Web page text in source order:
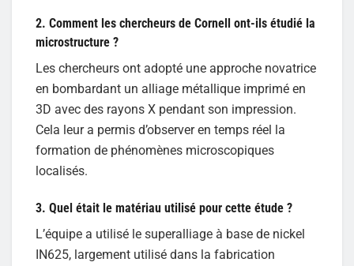
2. Comment les chercheurs de Cornell ont-ils étudié la
microstructure ?
Les chercheurs ont adopté une approche novatrice
en bombardant un alliage métallique imprimé en
3D avec des rayons X pendant son impression.
Cela leur a permis d’observer en temps réel la
formation de phénomènes microscopiques
localisés.
3. Quel était le matériau utilisé pour cette étude ?
L’équipe a utilisé le superalliage à base de nickel
IN625, largement utilisé dans la fabrication